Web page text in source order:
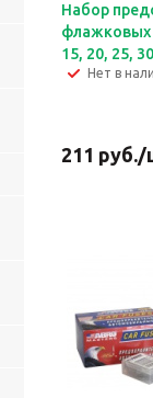
Набор
флажковых
15, 20, 25,
Нет в
211 руб./